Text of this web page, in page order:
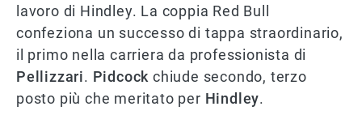
lavoro di Hindley. La coppia Red Bull
confeziona un successo di tappa straordinario,
il primo nella carriera da professionista di
Pellizzari. Pidcock chiude secondo, terzo
posto più che meritato per Hindley.